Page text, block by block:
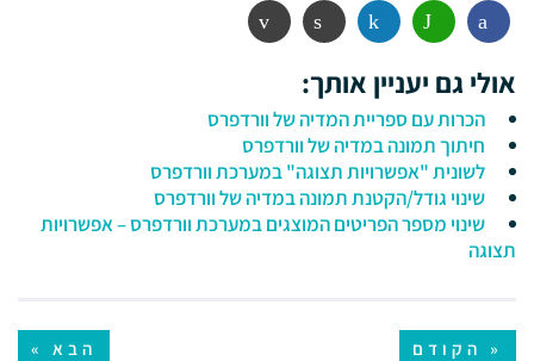
פייסבוק ווטסאפ לינקדין הדפסה אימייל
אולי גם יעניין אותך:
הכרות עם ספריית המדיה של וורדפרס
חיתוך תמונה במדיה של וורדפרס
לשונית "אפשרויות תצוגה" במערכת וורדפרס
שינוי גודל/הקטנת תמונה במדיה של וורדפרס
שינוי מספר הפריטים המוצגים במערכת וורדפרס – אפשרויות
תצוגה
« הקודם הבא »